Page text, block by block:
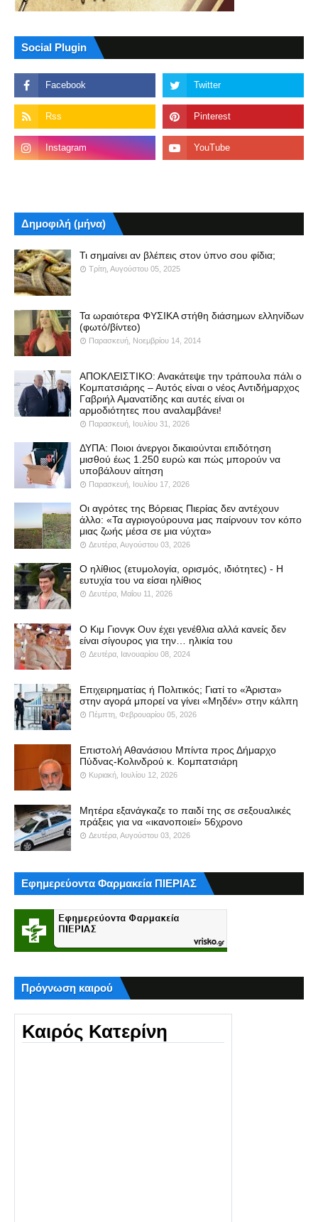
Social Plugin
Δημοφιλή (μήνα)
Τι σημαίνει αν βλέπεις στον ύπνο σου φίδια;
Τρίτη, Αυγούστου 05, 2025
Τα ωραιότερα ΦΥΣΙΚΑ στήθη διάσημων ελληνίδων
(φωτό/βίντεο)
Παρασκευή, Νοεμβρίου 14, 2014
ΑΠΟΚΛΕΙΣΤΙΚΟ: Ανακάτεψε την τράπουλα πάλι ο
Κομπατσιάρης – Αυτός είναι ο νέος Αντιδήμαρχος
Γαβριήλ Αμανατίδης και αυτές είναι οι
αρμοδιότητες που αναλαμβάνει!
Παρασκευή, Ιουλίου 31, 2026
ΔΥΠΑ: Ποιοι άνεργοι δικαιούνται επιδότηση
μισθού έως 1.250 ευρώ και πώς μπορούν να
υποβάλουν αίτηση
Παρασκευή, Ιουλίου 17, 2026
Οι αγρότες της Βόρειας Πιερίας δεν αντέχουν
άλλο: «Τα αγριογούρουνα μας παίρνουν τον κόπο
μιας ζωής μέσα σε μια νύχτα»
Δευτέρα, Αυγούστου 03, 2026
Ο ηλίθιος (ετυμολογία, ορισμός, ιδιότητες) - Η
ευτυχία του να είσαι ηλίθιος
Δευτέρα, Μαΐου 11, 2026
Ο Κιμ Γιονγκ Ουν έχει γενέθλια αλλά κανείς δεν
είναι σίγουρος για την… ηλικία του
Δευτέρα, Ιανουαρίου 08, 2024
Επιχειρηματίας ή Πολιτικός; Γιατί το «Άριστα»
στην αγορά μπορεί να γίνει «Μηδέν» στην κάλπη
Πέμπτη, Φεβρουαρίου 05, 2026
Επιστολή Αθανάσιου Μπίντα προς Δήμαρχο
Πύδνας-Κολινδρού κ. Κομπατσιάρη
Κυριακή, Ιουλίου 12, 2026
Μητέρα εξανάγκαζε το παιδί της σε σεξουαλικές
πράξεις για να «ικανοποιεί» 56χρονο
Δευτέρα, Αυγούστου 03, 2026
Εφημερεύοντα Φαρμακεία ΠΙΕΡΙΑΣ
Πρόγνωση καιρού
Καιρός Κατερίνη